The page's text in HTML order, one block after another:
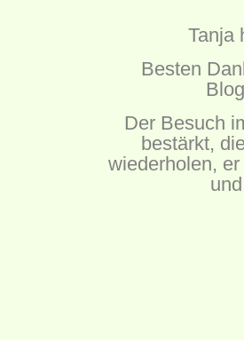
Tanja
Besten
Der Besuch
bestärkt,
wiederholen,